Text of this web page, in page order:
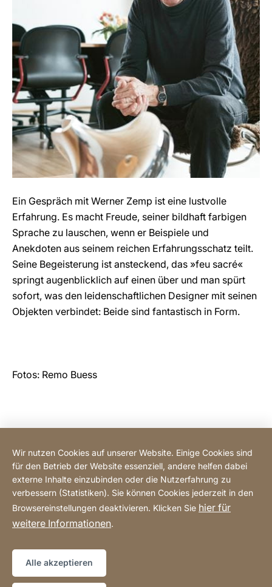
Ein Gespräch mit Werner Zemp ist eine lustvolle
Erfahrung. Es macht Freude, seiner bildhaft farbigen
Sprache zu lauschen, wenn er Beispiele und
Anekdoten aus seinem reichen Erfahrungsschatz teilt.
Seine Begeisterung ist ansteckend, das »feu sacré«
springt augenblicklich auf einen über und man spürt
sofort, was den leidenschaftlichen Designer mit seinen
Objekten verbindet: Beide sind fantastisch in Form.
Fotos: Remo Buess
Online einkaufen
Hotline
Website
[Website
information]
Datenschutz
Wir nutzen Cookies auf unserer Website. Einige Cookies sind
für den Betrieb der Website essenziell, andere helfen dabei
externe Inhalte einzubinden oder die Nutzerfahrung zu
verbessern (Statistiken). Sie können Cookies jederzeit in den
Browsereinstellungen deaktivieren. Klicken Sie hier für
weitere Informationen.
Alle akzeptieren